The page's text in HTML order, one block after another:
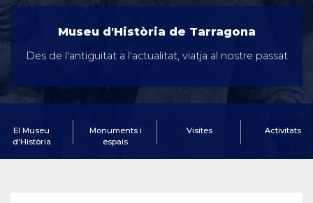
Museu d'Història de Tarragona
Des de l'antiguitat a l'actualitat, viatja al nostre passat
El Museu
d'Història
Monuments i
espais
Visites Activitats